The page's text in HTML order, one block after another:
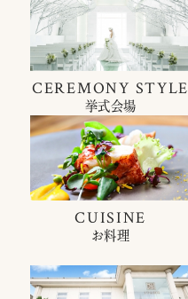
CEREMONY STYLE
挙式会場
CUISINE
お料理